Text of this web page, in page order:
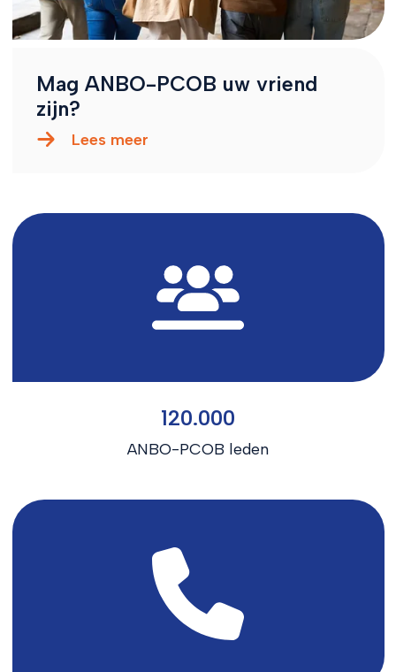
Mag ANBO-PCOB uw vriend
zijn?
Lees meer
120.000
ANBO-PCOB leden